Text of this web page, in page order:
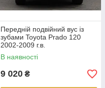
Передній подвійний вус із
зубами Toyota Prado 120
2002-2009 г.в.
В наявності
9 020 ₴